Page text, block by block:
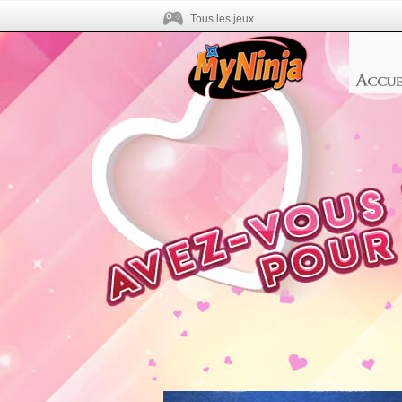
Tous les jeux